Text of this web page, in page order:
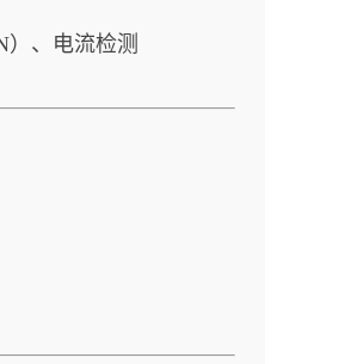
）、电流检测